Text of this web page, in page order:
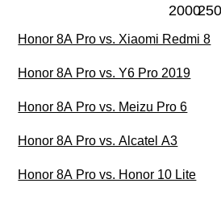
2000
Honor 8A Pro vs. Xiaomi Redmi 8
Honor 8A Pro vs. Y6 Pro 2019
Honor 8A Pro vs. Meizu Pro 6
Honor 8A Pro vs. Alcatel A3
Honor 8A Pro vs. Honor 10 Lite